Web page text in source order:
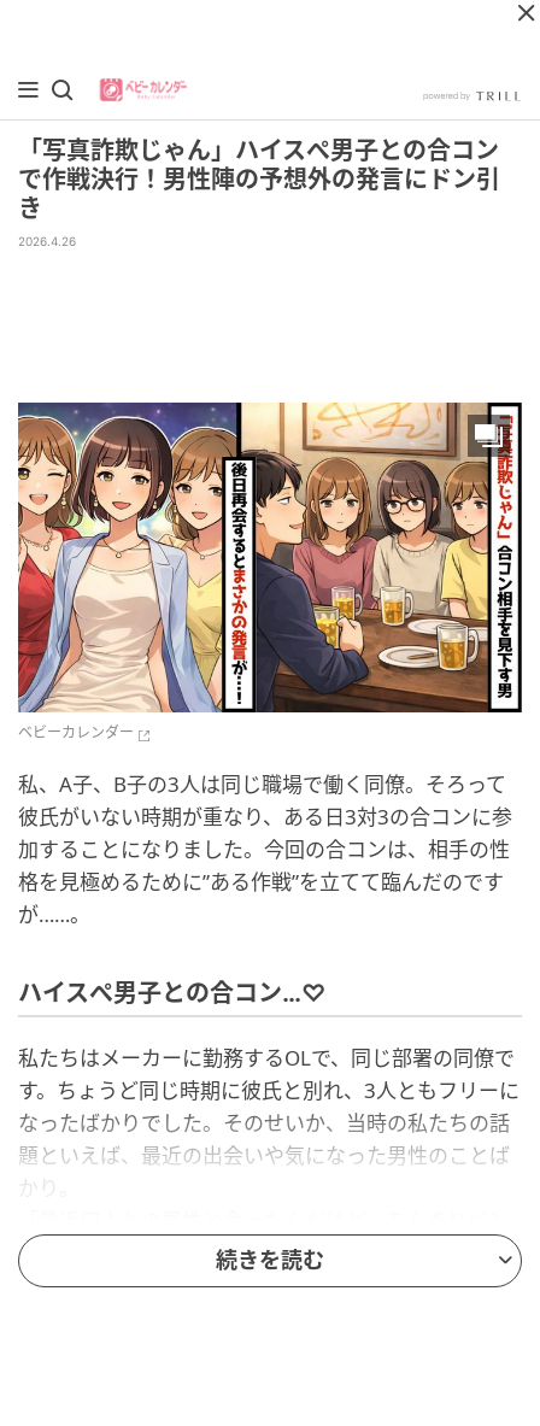
「写真詐欺じゃん」ハイスぺ男子との合コン
で作戦決行！男性陣の予想外の発言にドン引
き
2026.4.26
ベビーカレンダー
私、A子、B子の3人は同じ職場で働く同僚。そろって
彼氏がいない時期が重なり、ある日3対3の合コンに参
加することになりました。今回の合コンは、相手の性
格を見極めるために”ある作戦”を立てて臨んだのです
が……。
ハイスぺ男子との合コン…♡
私たちはメーカーに勤務するOLで、同じ部署の同僚で
す。ちょうど同じ時期に彼氏と別れ、3人ともフリーに
なったばかりでした。そのせいか、当時の私たちの話
題といえば、最近の出会いや気になった男性のことば
かり。
とこなくて～」そう私がこぼすと、A子が「実はいい話
があって！」と身を乗り出してきました。
続きを読む